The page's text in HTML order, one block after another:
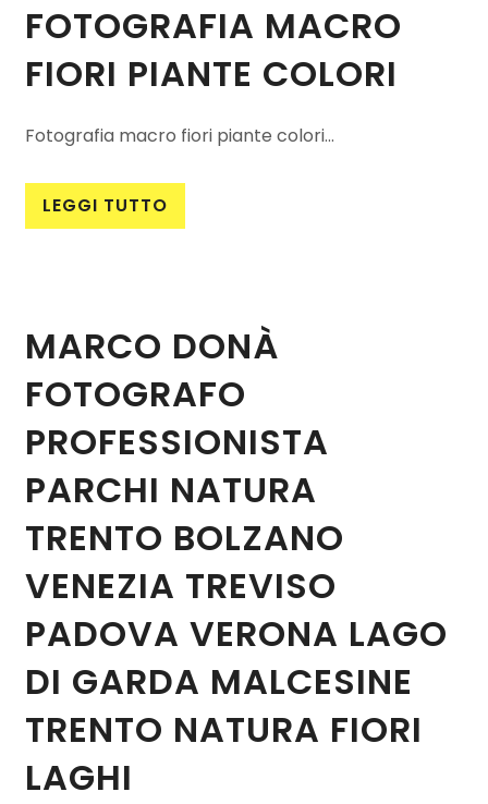
FOTOGRAFIA MACRO
FIORI PIANTE COLORI
Fotografia macro fiori piante colori...
LEGGI TUTTO
MARCO DONÀ
FOTOGRAFO
PROFESSIONISTA
PARCHI NATURA
TRENTO BOLZANO
VENEZIA TREVISO
PADOVA VERONA LAGO
DI GARDA MALCESINE
TRENTO NATURA FIORI
LAGHI